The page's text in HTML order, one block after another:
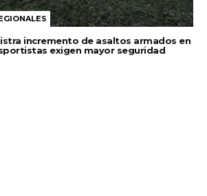
incremento de asaltos armados en
exigen mayor seguridad